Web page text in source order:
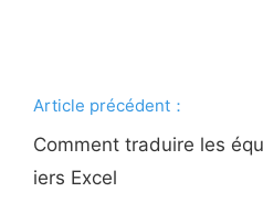
Article précédent：
Comment traduire les
iers Excel